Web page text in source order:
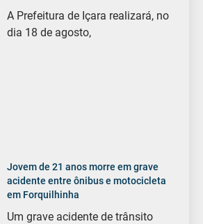
A Prefeitura de Içara realizará, no
dia 18 de agosto,
Jovem de 21 anos morre em grave
acidente entre ônibus e motocicleta
em Forquilhinha
Um grave acidente de trânsito